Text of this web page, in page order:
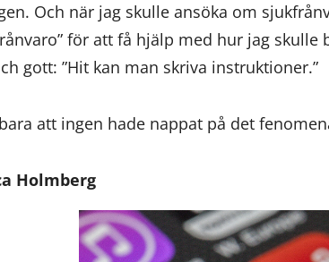
Och när jag skulle ansöka om
för att få hjälp med hur jag
gott: ”Hit kan man skriva instruktioner.”
att ingen hade nappat på det
Holmberg